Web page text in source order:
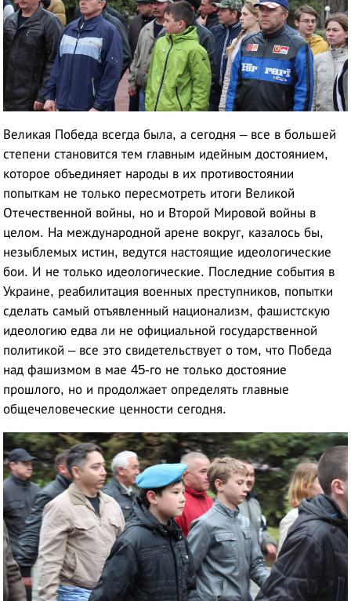
Великая Победа всегда была, а сегодня – все в большей
степени становится тем главным идейным достоянием,
которое объединяет народы в их противостоянии
попыткам не только пересмотреть итоги Великой
Отечественной войны, но и Второй Мировой войны в
целом. На международной арене вокруг, казалось бы,
незыблемых истин, ведутся настоящие идеологические
бои. И не только идеологические. Последние события в
Украине, реабилитация военных преступников, попытки
сделать самый отъявленный национализм, фашистскую
идеологию едва ли не официальной государственной
политикой – все это свидетельствует о том, что Победа
над фашизмом в мае 45-го не только достояние
прошлого, но и продолжает определять главные
общечеловеческие ценности сегодня.